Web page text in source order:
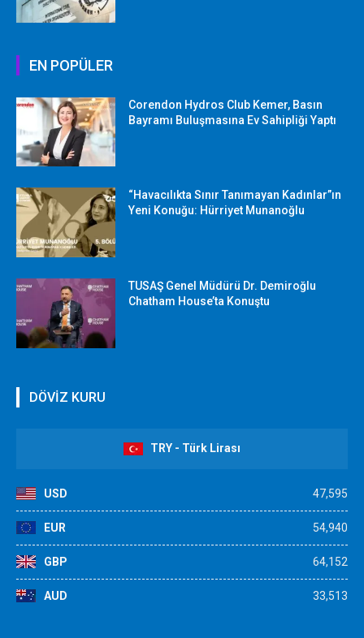
EN POPÜLER
Corendon Hydros Club Kemer, Basın
Bayramı Buluşmasına Ev Sahipliği Yaptı
“Havacılıkta Sınır Tanımayan Kadınlar”ın
Yeni Konuğu: Hürriyet Munanoğlu
TUSAŞ Genel Müdürü Dr. Demiroğlu
Chatham House’ta Konuştu
DÖVİZ KURU
TRY - Türk Lirası
USD 47,595
EUR 54,940
GBP 64,152
AUD 33,513